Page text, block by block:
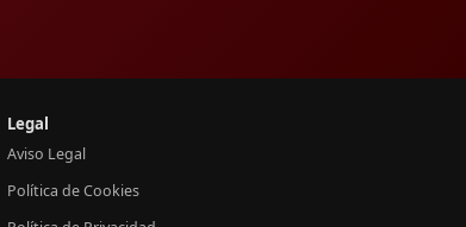
Legal
Aviso Legal
Política de Cookies